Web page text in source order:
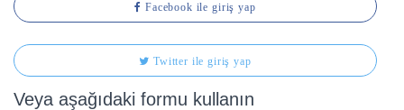
Facebook ile giriş yap
Twitter ile giriş yap
Veya aşağıdaki formu kullanın